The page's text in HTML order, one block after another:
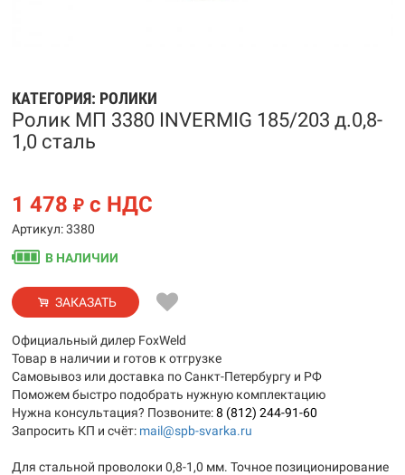
КАТЕГОРИЯ: РОЛИКИ
Ролик МП 3380 INVERMIG 185/203 д.0,8-
1,0 сталь
1 478 ₽ с НДС
Артикул: 3380
В НАЛИЧИИ
ЗАКАЗАТЬ
Официальный дилер FoxWeld
Товар в наличии и готов к отгрузке
Самовывоз или доставка по Санкт-Петербургу и РФ
Поможем быстро подобрать нужную комплектацию
Нужна консультация? Позвоните:8 (812) 244-91-60
Запросить КП и счёт: mail@spb-svarka.ru
Для стальной проволоки 0,8-1,0 мм. Точное позиционирование